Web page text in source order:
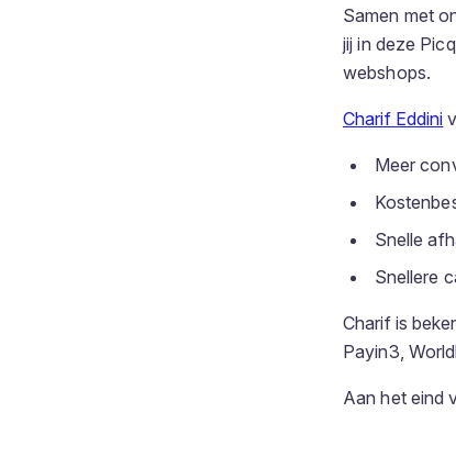
Samen met
jij in deze
webshops.
Charif Eddini
Meer
Snelle
Snellere
Charif is
Payin3,
Aan het eind